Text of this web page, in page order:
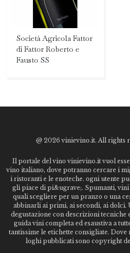
Società Agricola Fattor
di Fattor Roberto e
Fausto SS
@ 2026 vinievino.it. All rights
Il portale del vino vinievino.it vuol
vino italiano, dove potranno cercare i
i ristoranti e le enoteche. ogni utente
gli piace di pi&ugrave;. Spumanti,
quali scegliere per un pranzo o una
abbinarli ai primi, ai secondi, ai dolci.
degustazione con descrizioni tecniche
guida vini completa ed esaustiva a
tantissime le etichette consigliate.
loghi pubblicati sono copyright